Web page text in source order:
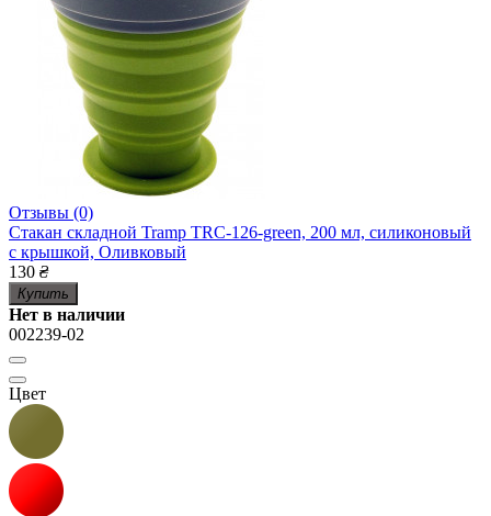
Отзывы (0)
Стакан складной Tramp TRC-126-green, 200 мл, силиконовый
с крышкой, Оливковый
130 ₴
Купить
Нет в наличии
002239-02
Цвет